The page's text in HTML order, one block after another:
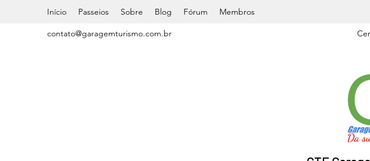
Início Passeios Sobre Blog Fórum Membros
contato@garagemturismo.com.br